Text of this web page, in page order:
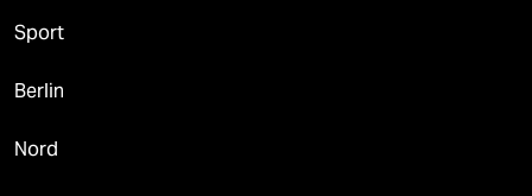
Sport
Berlin
Nord